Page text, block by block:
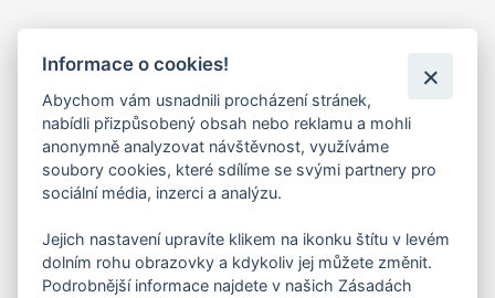
Kariéra
FAKTURAČNÍ ADRESA
Družstevní 1394/12
IČO: 28404009
DIČ: CZ28404009
Informace o cookies!
Abychom vám usnadnili procházení stránek,
nabídli přizpůsobený obsah nebo reklamu a mohli
anonymně analyzovat návštěvnost, využíváme
soubory cookies, které sdílíme se svými partnery pro
sociální média, inzerci a analýzu.
Jejich nastavení upravíte klikem na ikonku štítu v levém
dolním rohu obrazovky a kdykoliv jej můžete změnit.
Podrobnější informace najdete v našich Zásadách